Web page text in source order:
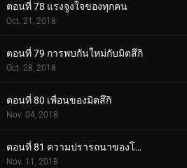
ตอนที่ 78 แรงจูงใจของทุกคน
Oct. 21, 2018
ตอนที่ 79 การพบกันใหม่กับมิตสึกิ
Oct. 28, 2018
ตอนที่ 80 เพื่อนของมิตสึกิ
Nov. 04, 2018
ตอนที่ 81 ความปรารถนาของโบรูโตะ
Nov. 11, 2018